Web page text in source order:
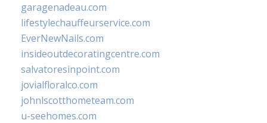
garagenadeau.com
lifestylechauffeurservice.com
EverNewNails.com
insideoutdecoratingcentre.com
salvatoresinpoint.com
jovialfloralco.com
johnlscotthometeam.com
u-seehomes.com